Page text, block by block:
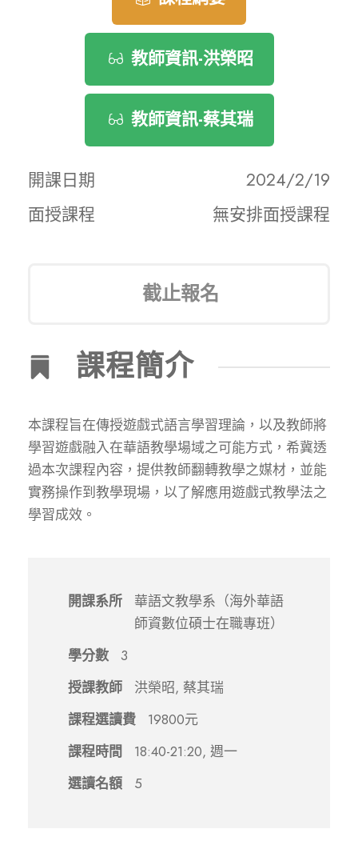
教師資訊-洪榮昭
教師資訊-蔡其瑞
開課日期
2024/2/19
面授課程
無安排面授課程
截止報名
課程簡介
本課程旨在傳授遊戲式語言學習理論，以及教師將
學習遊戲融入在華語教學場域之可能方式，希冀透
過本次課程內容，提供教師翻轉教學之媒材，並能
實務操作到教學現場，以了解應用遊戲式教學法之
學習成效。
開課系所
華語文教學系（海外華語
師資數位碩士在職專班）
學分數
3
授課教師
洪榮昭, 蔡其瑞
課程選讀費
19800元
課程時間
18:40-21:20, 週一
選讀名額
5